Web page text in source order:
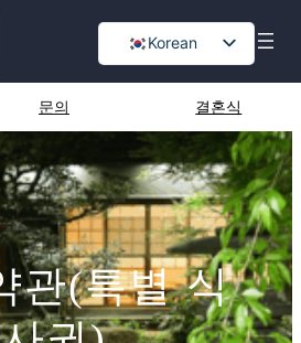
Korean
Chinese
문의 결혼식
관(특별 식